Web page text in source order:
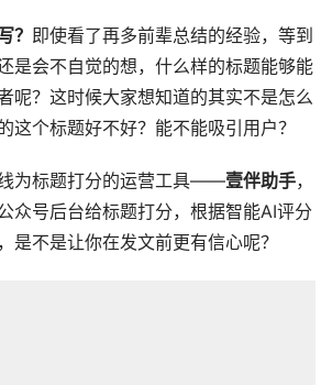
？ 即使看了再多前辈总结的经验，等到
是会不自觉的想，什么样的标题能够能
呢？这时候大家想知道的其实不是怎么
这个标题好不好？能不能吸引用户？
为标题打分的运营工具——壹伴助手，
众号后台给标题打分，根据智能AI评分
是不是让你在发文前更有信心呢？